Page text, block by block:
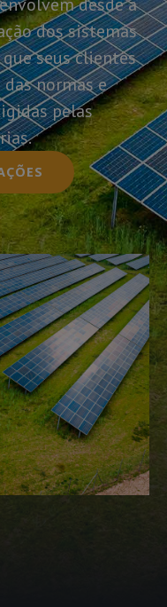
dos sistemas
seus clientes
normas e
pelas